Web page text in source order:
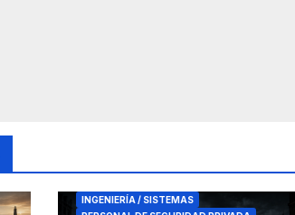
INGENIERÍA / SISTEMAS